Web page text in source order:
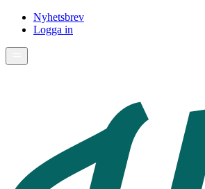
Nyhetsbrev
Logga in